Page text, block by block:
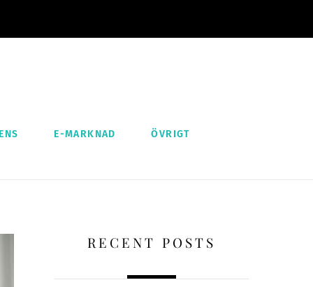
E-MARKNAD ÖVRIGT
RECENT POSTS